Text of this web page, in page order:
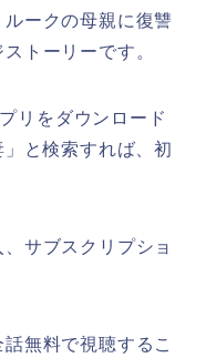
ークの母親に復讐
トーリーです。
リをダウンロード
と検索すれば、初
サブスクリプショ
無料で視聴するこ